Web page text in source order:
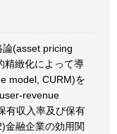
(asset pricing
精緻化によって導
model, CURM)を
revenue
有収入率及び保有
金融企業の効用関